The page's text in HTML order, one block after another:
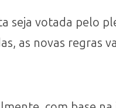
seja votada pelo
as novas regras